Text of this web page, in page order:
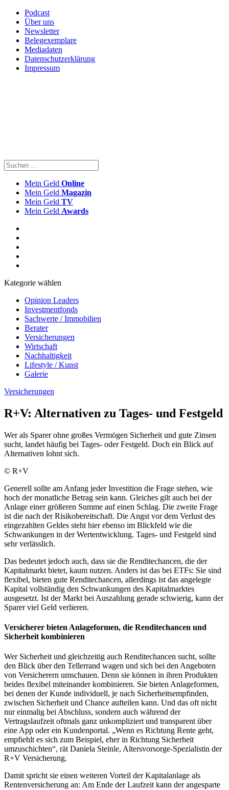
Podcast
Über uns
Newsletter
Belegexemplare
Mediadaten
Datenschutzerklärung
Impressum
Mein Geld Online
Mein Geld Magazin
Mein Geld TV
Mein Geld Awards
Kategorie wählen
Opinion Leaders
Investmentfonds
Sachwerte / Immobilien
Berater
Versicherungen
Wirtschaft
Nachhaltigkeit
Lifestyle / Kunst
Galerie
Versicherungen
R+V: Alternativen zu Tages- und Festgeld
Wer als Sparer ohne großes Vermögen Sicherheit und gute Zinsen
sucht, landet häufig bei Tages- oder Festgeld. Doch ein Blick auf
Alternativen lohnt sich.
© R+V
Generell sollte am Anfang jeder Investition die Frage stehen, wie
hoch der monatliche Betrag sein kann. Gleiches gilt auch bei der
Anlage einer größeren Summe auf einen Schlag. Die zweite Frage
ist die nach der Risikobereitschaft. Die Angst vor dem Verlust des
eingezahlten Geldes steht hier ebenso im Blickfeld wie die
Schwankungen in der Wertentwicklung. Tages- und Festgeld sind
sehr verlässlich.
Das bedeutet jedoch auch, dass sie die Renditechancen, die der
Kapitalmarkt bietet, kaum nutzen. Anders ist das bei ETFs: Sie sind
flexibel, bieten gute Renditechancen, allerdings ist das angelegte
Kapital vollständig den Schwankungen des Kapitalmarktes
ausgesetzt. Ist der Markt bei Auszahlung gerade schwierig, kann der
Sparer viel Geld verlieren.
Versicherer bieten Anlageformen, die Renditechancen und
Sicherheit kombinieren
Wer Sicherheit und gleichzeitig auch Renditechancen sucht, sollte
den Blick über den Tellerrand wagen und sich bei den Angeboten
von Versicherern umschauen. Denn sie können in ihren Produkten
beides flexibel miteinander kombinieren. Sie bieten Anlageformen,
bei denen der Kunde individuell, je nach Sicherheitsempfinden,
zwischen Sicherheit und Chance aufteilen kann. Und das oft nicht
nur einmalig bei Abschluss, sondern auch während der
Vertragslaufzeit oftmals ganz unkompliziert und transparent über
eine App oder ein Kundenportal. „Wenn es Richtung Rente geht,
empfiehlt es sich zum Beispiel, eher in Richtung Sicherheit
umzuschichten“, rät Daniela Steinle, Altersvorsorge-Spezialistin der
R+V Versicherung.
Damit spricht sie einen weiteren Vorteil der Kapitalanlage als
Rentenversicherung an: Am Ende der Laufzeit kann der angesparte